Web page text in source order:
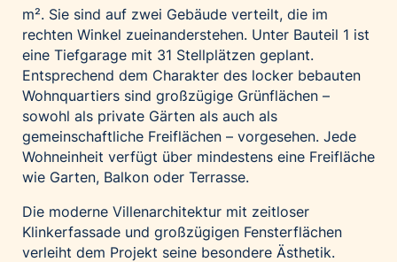
m². Sie sind auf zwei Gebäude verteilt, die im
rechten Winkel zueinanderstehen. Unter Bauteil 1 ist
eine Tiefgarage mit 31 Stellplätzen geplant.
Entsprechend dem Charakter des locker bebauten
Wohnquartiers sind großzügige Grünflächen –
sowohl als private Gärten als auch als
gemeinschaftliche Freiflächen – vorgesehen. Jede
Wohneinheit verfügt über mindestens eine Freifläche
wie Garten, Balkon oder Terrasse.
Die moderne Villenarchitektur mit zeitloser
Klinkerfassade und großzügigen Fensterflächen
verleiht dem Projekt seine besondere Ästhetik.